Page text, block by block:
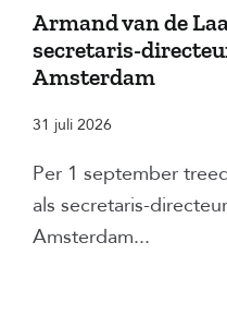
Armand van de
secretaris-
Amsterdam
31 juli 2026
Per 1 september
als secretaris-
Amsterdam...